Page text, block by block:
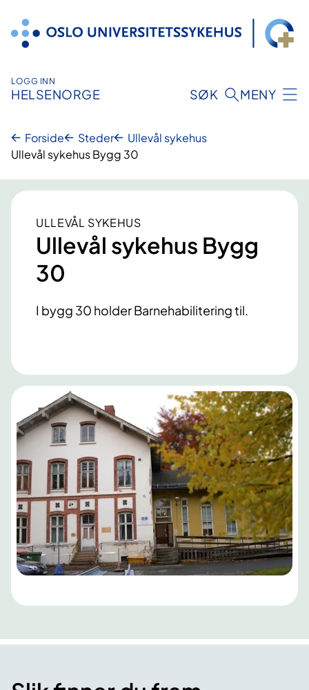
innhold
LOGG INN
HELSENORGE SØK MENY
Forside Steder
Ullevål sykehus
Ullevål sykehus Bygg 30
ULLEVÅL SYKEHUS
Ullevål sykehus Bygg
30
I bygg 30 holder Barnehabilitering til.